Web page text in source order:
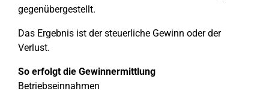
gegenübergestellt.
Das Ergebnis ist der steuerliche Gewinn oder der
Verlust.
So erfolgt die Gewinnermittlung
Betriebseinnahmen